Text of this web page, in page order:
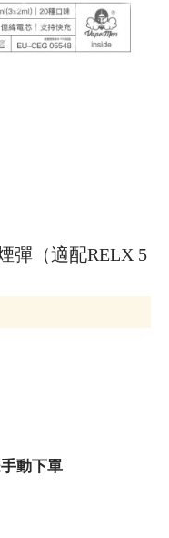
彈（適配RELX 5
動下單